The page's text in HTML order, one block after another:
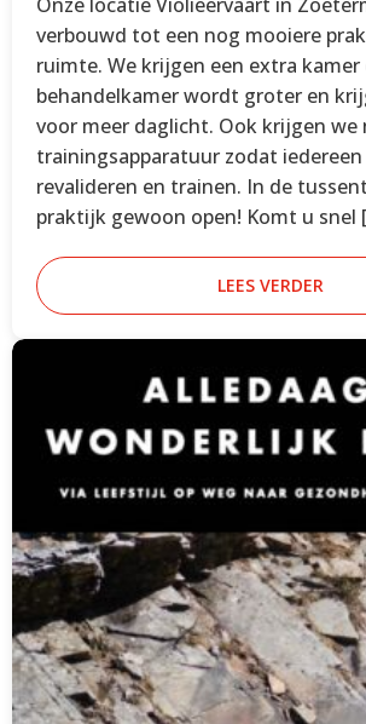
verbouwd tot een nog mooiere
ruimte. We krijgen een extra kamer
behandelkamer wordt groter en
voor meer daglicht. Ook krijgen we
trainingsapparatuur zodat
revalideren en trainen. In de
praktijk gewoon open! Komt u snel
LEES VERDER